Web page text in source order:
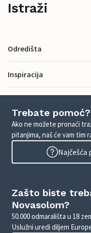
Istraži
Odredišta
Inspiracija
Trebate pomoć?
Ako ne možete pronaći
pitanjima, naš će vam tim
Najčešća
Zašto biste
Novasolom?
50.000 odmarališta u 18
Uslužni uredi diljem